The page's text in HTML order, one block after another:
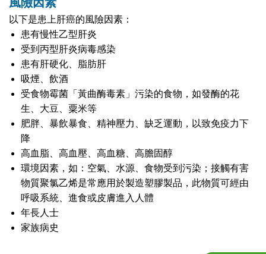
以下是患上肝癌的風險因素：
患有慢性乙型肝炎
受到丙型肝炎病毒感染
患有肝硬化、脂肪肝
吸煙、飲酒
受食物霉菌「黃曲酶毒素」污染的食物，如發酶的花
生、大豆、粟米等
肥胖、暴飲暴食、精神壓力、缺乏運動，以致免疫力下
降
高血脂、高血壓、高血糖、高膽固醇
環境因素，如：空氣、水源、食物受到污染；接觸有害
物質聚氯乙烯是常應用於製造塑膠製品，此物質可經由
呼吸系統、進食或皮膚進入人體
年長人士
家族病史